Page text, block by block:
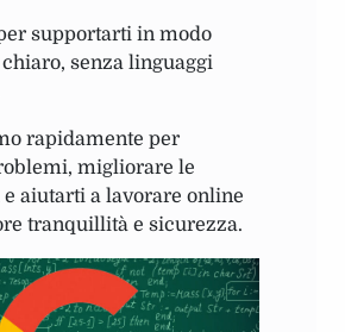
supportarti in modo
senza linguaggi
rapidamente per
migliorare le
aiutarti a lavorare online
tranquillità e sicurezza.